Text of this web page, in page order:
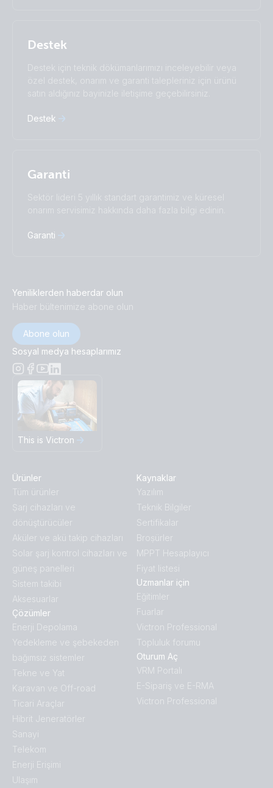
Română
Türkçe
Ελληνικά
Русский
Українська
中國人
Destek
Destek için teknik dökümanlarımızı inceleyebilir veya
özel destek, onarım ve garanti talepleriniz için ürünü
satın aldığınız bayinizle iletişime geçebilirsiniz.
Destek
Garanti
Sektör lideri 5 yıllık standart garantimiz ve küresel
onarım servisimiz hakkında daha fazla bilgi edinin.
Garanti
Yeniliklerden haberdar olun
Haber bültenimize abone olun
Abone olun
Sosyal medya hesaplarımız
This is Victron
Ürünler
Tüm ürünler
Ṣarj cihazları ve
dönüştürücüler
Aküler ve akü takip cihazları
Solar şarj kontrol cihazları ve
güneş panelleri
Sistem takibi
Aksesuarlar
Çözümler
Enerji Depolama
Yedekleme ve şebekeden
bağımsız sistemler
Tekne ve Yat
Karavan ve Off-road
Ticari Araçlar
Hibrit Jeneratörler
Sanayi
Telekom
Enerji Erişimi
Ulaşım
Kaynaklar
Yazılım
Teknik Bilgiler
Sertifikalar
Broṣürler
MPPT Hesaplayıcı
Fiyat listesi
Uzmanlar için
Eğitimler
Fuarlar
Victron Professional
Topluluk forumu
Oturum Aç
VRM Portalı
E-Sipariş ve E-RMA
Victron Professional